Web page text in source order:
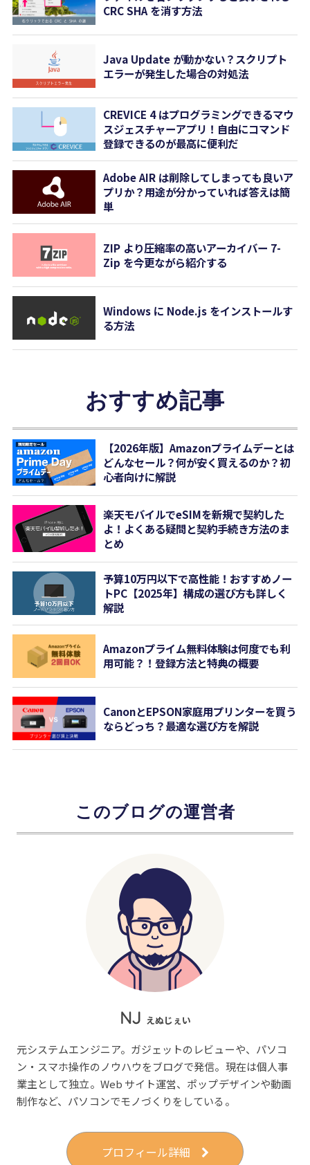
CRC SHA を消す方法
Java Update が動かない？スクリプト
エラーが発生した場合の対処法
CREVICE 4 はプログラミングできるマウ
スジェスチャーアプリ！自由にコマンド
登録できるのが最高に便利だ
Adobe AIR は削除してしまっても良いア
プリか？用途が分かっていれば答えは簡
単
ZIP より圧縮率の高いアーカイバー 7-
Zip を今更ながら紹介する
Windows に Node.js をインストールす
る方法
おすすめ記事
【2026年版】Amazonプライムデーとは
どんなセール？何が安く買えるのか？初
心者向けに解説
楽天モバイルでeSIMを新規で契約した
よ！よくある疑問と契約手続き方法のま
とめ
予算10万円以下で高性能！おすすめノー
トPC【2025年】構成の選び方も詳しく
解説
Amazonプライム無料体験は何度でも利
用可能？！登録方法と特典の概要
CanonとEPSON家庭用プリンターを買う
ならどっち？最適な選び方を解説
このブログの運営者
NJ えぬじぇい
元システムエンジニア。ガジェットのレビューや、パソコ
ン・スマホ操作のノウハウをブログで発信。現在は個人事
業主として独立。Web サイト運営、ポップデザインや動画
制作など、パソコンでモノづくりをしている。
プロフィール詳細